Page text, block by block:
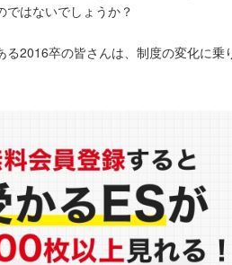
はないでしょうか？
2016卒の皆さんは、制度の変化に乗